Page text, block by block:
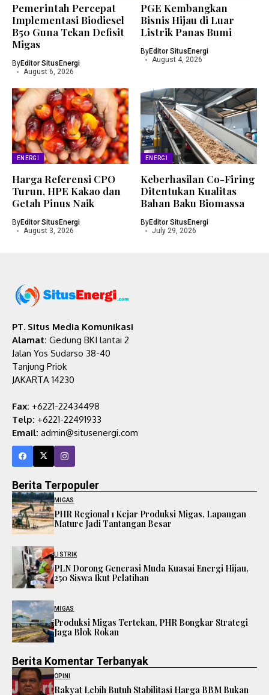
Pemerintah Percepat
Implementasi Biodiesel
B50 Guna Tekan Defisit
Migas
ByEditor SitusEnergi
August 6, 2026
PGE Kembangkan
Bisnis Hijau di Luar
Listrik Panas Bumi
ByEditor SitusEnergi
August 4, 2026
ENERGI
Harga Referensi CPO
Turun, HPE Kakao dan
Getah Pinus Naik
ByEditor SitusEnergi
August 3, 2026
ENERGI
Keberhasilan Co-Firing
Ditentukan Kualitas
Bahan Baku Biomassa
ByEditor SitusEnergi
July 29, 2026
PT. Situs Media Komunikasi
Alamat: Gedung BKI lantai 2
Jalan Yos Sudarso 38-40
Tanjung Priok
JAKARTA 14230
Fax: +6221-22434498
Telp: +6221-22491933
Email: admin@situsenergi.com
Berita Terpopuler
MIGAS
PHR Regional 1 Kejar Produksi Migas, Lapangan
Mature Jadi Tantangan Besar
LISTRIK
PLN Dorong Generasi Muda Kuasai Energi Hijau,
250 Siswa Ikut Pelatihan
MIGAS
Produksi Migas Tertekan, PHR Bongkar Strategi
Jaga Blok Rokan
Berita Komentar Terbanyak
OPINI
Rakyat Lebih Butuh Stabilitasi Harga BBM Bukan